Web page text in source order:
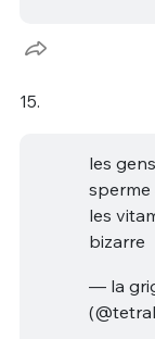
15.
les
sperme
les
bizarre
— la